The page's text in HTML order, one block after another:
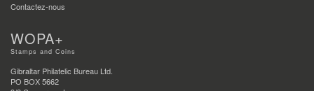
Contactez-nous
WOPA+
Stamps and Coins
Gibraltar Philatelic Bureau Ltd.
PO BOX 5662